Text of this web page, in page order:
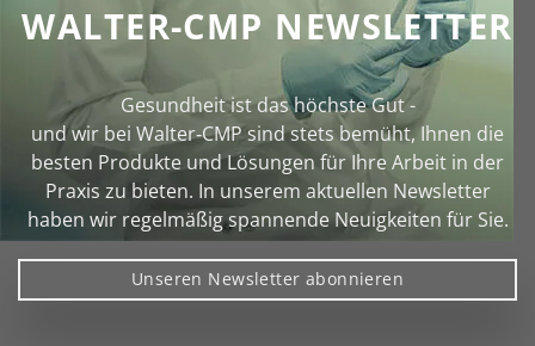
WALTER-CMP NEWSLETTER
Gesundheit ist das höchste Gut -
und wir bei Walter‑CMP sind stets bemüht, Ihnen die
besten Produkte und Lösungen für Ihre Arbeit in der
Praxis zu bieten. In unserem aktuellen Newsletter
haben wir regelmäßig spannende Neuigkeiten für Sie.
Unseren Newsletter abonnieren